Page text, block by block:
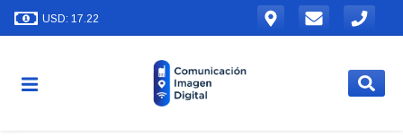
USD: 17.22